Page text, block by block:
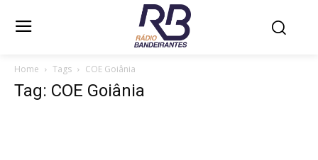
Home Tags COE Goiânia
Tag: COE Goiânia